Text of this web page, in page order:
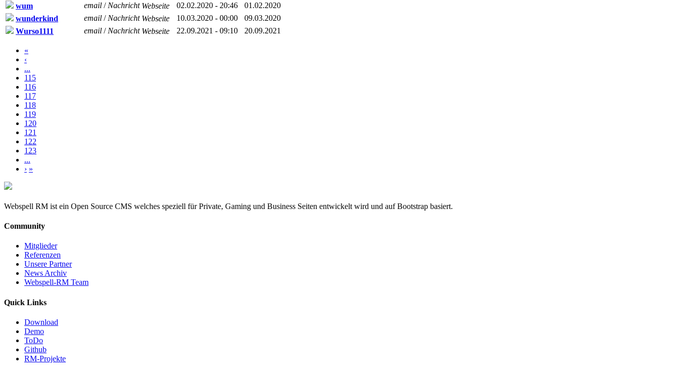
wum
email / Nachricht Webseite 02.02.2020 - 20:46
01.02.2020
wunderkind
email / Nachricht Webseite 10.03.2020 - 00:00
09.03.2020
Wurso1111
email / Nachricht Webseite 22.09.2021 - 09:10 20.09.2021
«
‹
...
115
116
117
118
119
120
121
122
123
...
› »
Webspell RM ist ein Open Source CMS welches speziell für Private, Gaming und Business Seiten entwickelt wird und auf Bootstrap basiert.
Community
Mitglieder
Referenzen
Unsere Partner
News Archiv
Webspell-RM Team
Quick Links
Download
Demo
ToDo
Github
RM-Projekte